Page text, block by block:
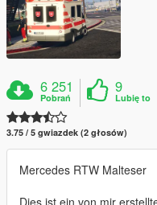
6 251
Pobrań
9
Lubię to
3.75 / 5 gwiazdek (2 głosów)
Mercedes RTW Malteser
Dies ist ein von mir